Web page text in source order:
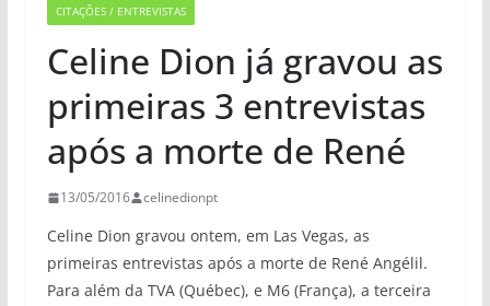
CITAÇÕES / ENTREVISTAS
Celine Dion já gravou as
primeiras 3 entrevistas
após a morte de René
13/05/2016 celinedionpt
Celine Dion gravou ontem, em Las Vegas, as
primeiras entrevistas após a morte de René Angélil.
Para além da TVA (Québec), e M6 (França), a terceira